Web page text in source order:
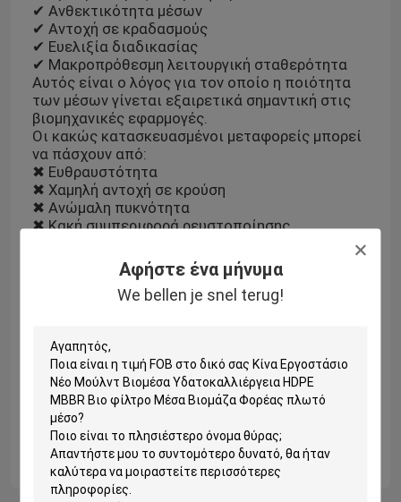
Αφήστε ένα μήνυμα
We bellen je snel terug!
✔ Ανθεκτικότητα μέσων
✔ Αντοχή σε κραδασμούς
✔ Ευελιξία διαδικασίας
✔ Μακροπρόθεσμη λειτουργική σταθερότητα
Αυτός είναι ο λόγος για τον οποίο η ποιότητα
των μέσων γίνεται εξαιρετικά σημαντική στις
βιομηχανικές εφαρμογές.
Οι κακώς κατασκευασμένοι μεταφορείς μπορεί
να πάσχουν από:
✖ Ευθραυστότητα
✖ Χαμηλή αντοχή σε κρούση
✖ Ανώμαλη πυκνότητα
✖ Κακή συμπεριφορά ρευστοποίησης
ολόκληρο το βιολογικό σύστημα μπορεί να
χάσει την αποτελεσματικότητά του.
Στην επεξεργασία βιομηχανικών λυμάτων, το
μηχανικής και υδραυλικής σταθερότητας.
Η επιλογή της σωστής δομής μέσων είναι συχνά
εξίσου σημαντική με την επιλογή της ίδιας της
διαδικασίας.
#IndustrialWastewater #MBBR #WaterTreatment
#Biofilm #EnvironmentalEngineering
#WastewaterSolutions